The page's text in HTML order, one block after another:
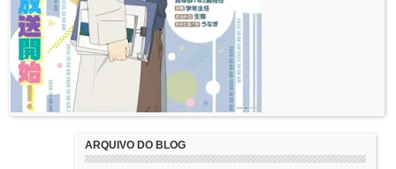
ARQUIVO DO BLOG